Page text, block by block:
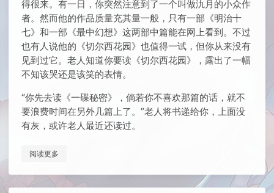
得很来。有一日，你突然注意到了一个叫做氿月的小众作
者。然而他的作品质量充其量一般，只有一部《明治十
七》和一部《最中幻想》这两部中篇能在网上看到。不过
也有人说他的《切尔西花园》也值得一试，但你从来没有
见到过它。老人知道你要读《切尔西花园》，露出了一幅
不知该哭还是该笑的表情。
“你先去读《一碟秘密》，倘若你不喜欢那篇的话，就不
要浪费时间在另外几篇上了。”老人将书递给你，上面没
有灰，或许老人最近还读过。
阅读更多